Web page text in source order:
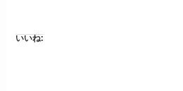
いいね: